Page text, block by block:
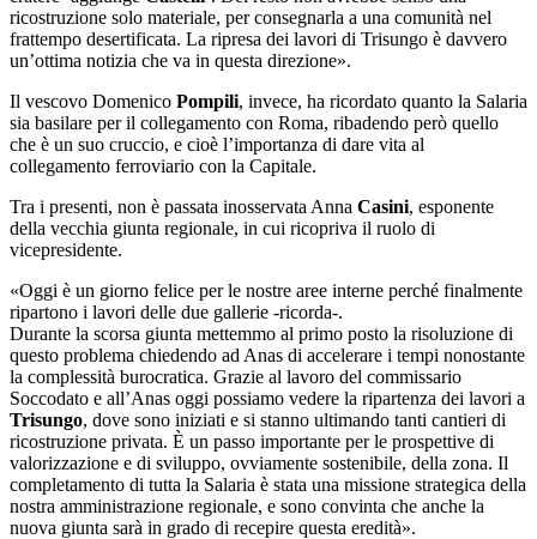
ricostruzione solo materiale, per consegnarla a una comunità nel
frattempo desertificata. La ripresa dei lavori di Trisungo è davvero
un’ottima notizia che va in questa direzione».
Il vescovo Domenico Pompili, invece, ha ricordato quanto la Salaria
sia basilare per il collegamento con Roma, ribadendo però quello
che è un suo cruccio, e cioè l’importanza di dare vita al
collegamento ferroviario con la Capitale.
Tra i presenti, non è passata inosservata Anna Casini, esponente
della vecchia giunta regionale, in cui ricopriva il ruolo di
vicepresidente.
«Oggi è un giorno felice per le nostre aree interne perché finalmente
ripartono i lavori delle due gallerie -ricorda-.
Durante la scorsa giunta mettemmo al primo posto la risoluzione di
questo problema chiedendo ad Anas di accelerare i tempi nonostante
la complessità burocratica. Grazie al lavoro del commissario
Soccodato e all’Anas oggi possiamo vedere la ripartenza dei lavori a
Trisungo, dove sono iniziati e si stanno ultimando tanti cantieri di
ricostruzione privata. È un passo importante per le prospettive di
valorizzazione e di sviluppo, ovviamente sostenibile, della zona. Il
completamento di tutta la Salaria è stata una missione strategica della
nostra amministrazione regionale, e sono convinta che anche la
nuova giunta sarà in grado di recepire questa eredità».